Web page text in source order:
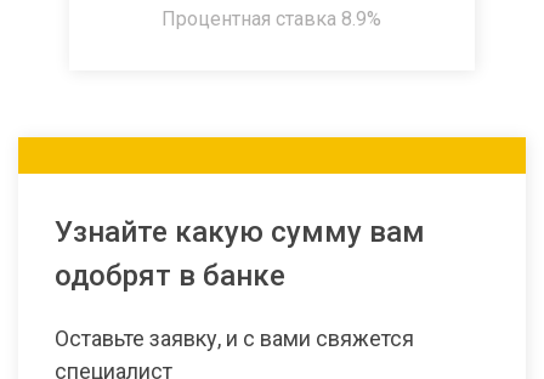
Процентная ставка 8.9%
Узнайте какую сумму вам
одобрят в банке
Оставьте заявку, и с вами свяжется
специалист